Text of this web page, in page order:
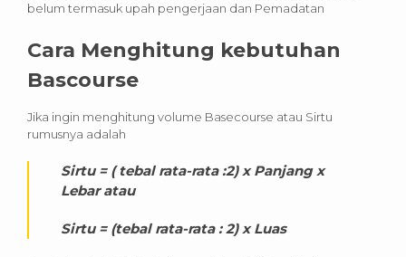
belum termasuk upah pengerjaan dan Pemadatan
Cara Menghitung kebutuhan
Bascourse
Jika ingin menghitung volume Basecourse atau Sirtu
rumusnya adalah
Sirtu = ( tebal rata-rata :2) x Panjang x
Lebar atau
Sirtu = (tebal rata-rata : 2) x Luas